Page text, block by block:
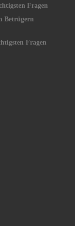
Fragen
Betrügern
Fragen